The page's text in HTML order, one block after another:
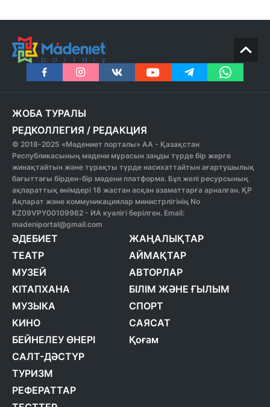
ЖОБА ТУРАЛЫ
РЕДКОЛЛЕГИЯ / РЕДАКЦИЯ
© 2018-2025 «Мәдениет порталы» АА - Қазақстан
Республикасының мәдени мұрасын заңды түрде бір жерге
жинақтайтын және тұрақты түрде насихаттайтын ағартушылық
бағыттағы бірден-бір мәдени платформа. Бұл желі ресурсының
ақпараттық өнімдері 18 жастан асқан азаматтарға арналған. ҚР
Ақпарат және коммуникациялар министрлігінің No
KZ09VPY00109962 - ИА куәлігі берілген. Email:
madeniportal@gmail.com
ӘДЕБИЕТ
ТЕАТР
МУЗЕЙ
КІТАПХАНА
МУЗЫКА
КИНО
БЕЙНЕЛЕУ ӨНЕРІ
САЛТ-ДӘСТҮР
ТУРИЗМ
РЕФЕРАТТАР
ЖАҢАЛЫҚТАР
АЙМАҚТАР
АВТОРЛАР
БІЛІМ ЖӘНЕ ҒЫЛЫМ
СПОРТ
САЯСАТ
Қоғам